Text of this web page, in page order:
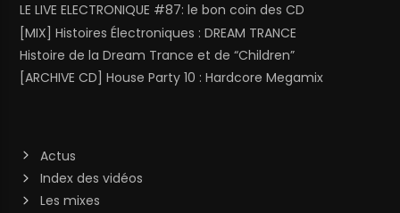
LE LIVE ELECTRONIQUE #87: le bon coin des CD
[MIX] Histoires Électroniques : DREAM TRANCE
Histoire de la Dream Trance et de “Children”
[ARCHIVE CD] House Party 10 : Hardcore Megamix
Actus
Index des vidéos
Les mixes